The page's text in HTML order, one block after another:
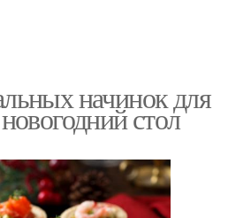
начинок для
стол